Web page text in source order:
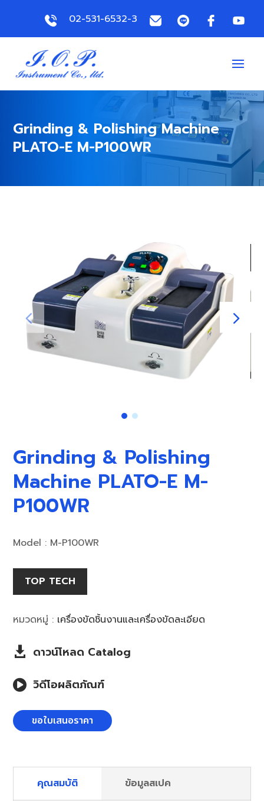
02-531-6532-3
Grinding & Polishing Machine
PLATO-E M-P100WR
Grinding & Polishing
Machine PLATO-E M-
P100WR
Model : M-P100WR
TOP TECH
หมวดหมู่ : เครื่องขัดชิ้นงานและเครื่องขัดละเอียด
 ดาวน์โหลด Catalog
 วิดีโอผลิตภัณฑ์
ขอใบเสนอราคา
คุณสมบัติ ข้อมูลสเปค